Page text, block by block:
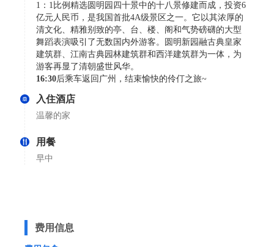
1：1比例精选圆明园四十景中的十八景修建而成，投资6
亿元人民币，是我国首批4A级景区之一。它以其浓厚的
清文化、精雅别致的亭、台、楼、阁和气势磅礴的大型
舞蹈表演吸引了无数国内外游客。圆明新园融古典皇家
建筑群、江南古典园林建筑群和西洋建筑群为一体，为
游客再显了清朝盛世风华。
16:30后乘车返回广州，结束愉快的伶仃之旅~
入住酒店
温馨的家
用餐
早中
费用信息